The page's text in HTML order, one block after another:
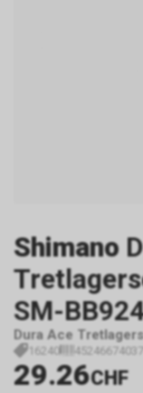
Shimano
SM-
Dura Ace
16240
29.26CHF